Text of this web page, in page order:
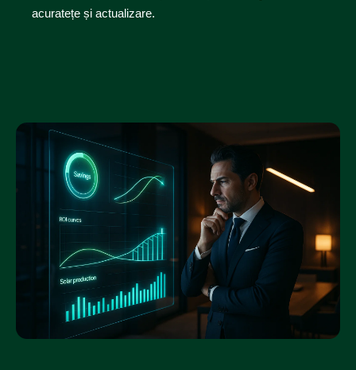
acuratețe și actualizare.